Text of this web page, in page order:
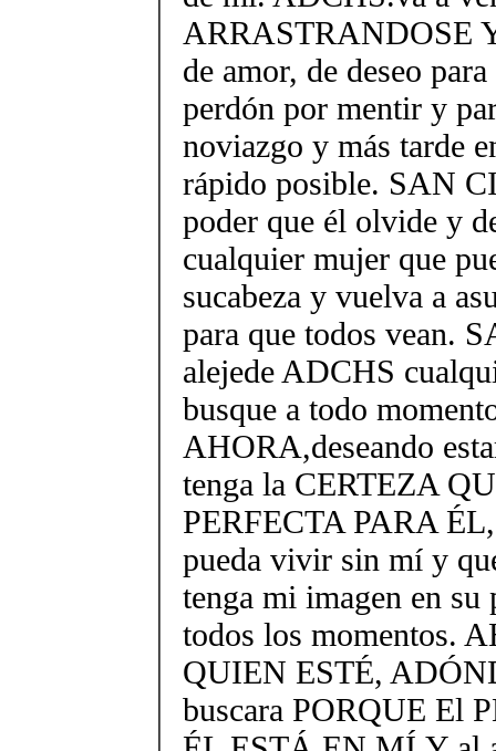
ARRASTRANDOSE
de amor, de deseo
perdón por mentir y
noviazgo y más tarde
rápido posible. SAN
poder que él olvide y
cualquier mujer que
sucabeza y vuelva a
para que todos vean.
alejede ADCHS
busque a todo
AHORA,deseando
tenga la CERTEZA
PERFECTA PARA
pueda vivir sin mí y
tenga mi imagen en su
todos los momentos.
QUIEN ESTÉ,
buscara PORQUE El